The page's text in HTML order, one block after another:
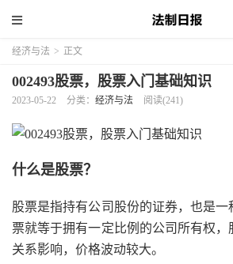
经济与法 > 正文
002493股票，股票入门基础知识
2023-05-22 分类： 经济与法 阅读(241)
什么是股票？
股票是指持有公司股份的证券，也是
票就等于拥有一定比例的公司所有权，
关系影响，价格波动较大。